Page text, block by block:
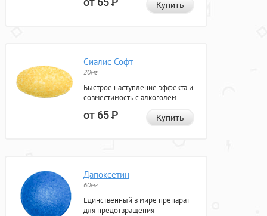
Купить
Сиалис Софт
20мг
Быстрое наступление эффекта и
совместимость с алкоголем.
от 65Р Купить
Дапоксетин
60мг
Единственный в мире препарат
для предотвращения